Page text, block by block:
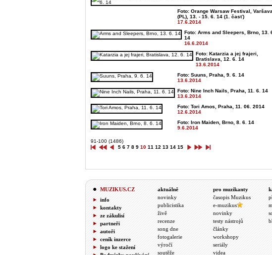
Foto: Orange Warsaw Festival, Varšava
(PL), 13. - 15. 6. 14 (1. časť)
17.6.2014
Foto: Arms and Sleepers, Brno, 13.
14
16.6.2014
Foto: Katarzia a jej frajeri,
Bratislava, 12. 6. 14
13.6.2014
Foto: Suuns, Praha, 9. 6. 14
13.6.2014
Foto: Nine Inch Nails, Praha, 11. 6. 14
13.6.2014
Foto: Tori Amos, Praha, 11. 06. 2014
12.6.2014
Foto: Iron Maiden, Brno, 8. 6. 14
9.6.2014
91-100 (1486)
5 6 7 8 9 10 11 12 13 14 15
MUZIKUS.CZ
info
kontakty
ze zákulisí
partneři
autoři
ceník inzerce
logo ke stažení
aktuálně
novinky
publicistika
živě
recenze
song dne
fotogalerie
výročí
soutěže
pro muzikanty
časopis Muzikus
e-muzikus
novinky
testy nástrojů
články
workshopy
seriály
videa